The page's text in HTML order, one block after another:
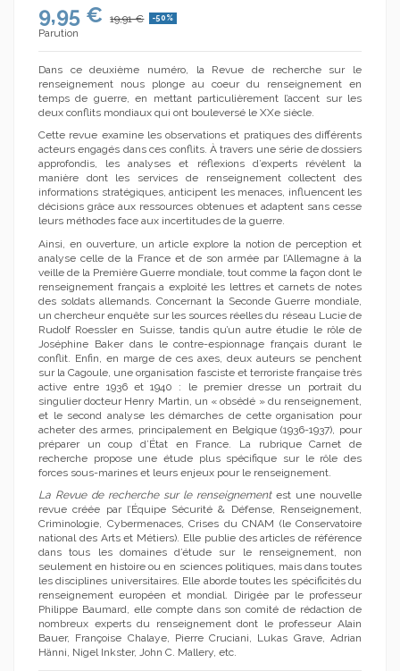
9,95 € 19,91 € -50%
Parution
Dans ce deuxième numéro, la Revue de recherche sur le
renseignement nous plonge au coeur du renseignement en
temps de guerre, en mettant particulièrement l’accent sur les
deux conflits mondiaux qui ont bouleversé le XXe siècle.
Cette revue examine les observations et pratiques des différents
acteurs engagés dans ces conflits. À travers une série de dossiers
approfondis, les analyses et réflexions d’experts révèlent la
manière dont les services de renseignement collectent des
informations stratégiques, anticipent les menaces, influencent les
décisions grâce aux ressources obtenues et adaptent sans cesse
leurs méthodes face aux incertitudes de la guerre.
Ainsi, en ouverture, un article explore la notion de perception et
analyse celle de la France et de son armée par l’Allemagne à la
veille de la Première Guerre mondiale, tout comme la façon dont le
renseignement français a exploité les lettres et carnets de notes
des soldats allemands. Concernant la Seconde Guerre mondiale,
un chercheur enquête sur les sources réelles du réseau Lucie de
Rudolf Roessler en Suisse, tandis qu’un autre étudie le rôle de
Joséphine Baker dans le contre-espionnage français durant le
conflit. Enfin, en marge de ces axes, deux auteurs se penchent
sur la Cagoule, une organisation fasciste et terroriste française très
active entre 1936 et 1940 : le premier dresse un portrait du
singulier docteur Henry Martin, un « obsédé » du renseignement,
et le second analyse les démarches de cette organisation pour
acheter des armes, principalement en Belgique (1936-1937), pour
préparer un coup d’État en France. La rubrique Carnet de
recherche propose une étude plus spécifique sur le rôle des
forces sous-marines et leurs enjeux pour le renseignement.
La Revue de recherche sur le renseignementest une nouvelle
revue créée par l’Équipe Sécurité & Défense, Renseignement,
Criminologie, Cybermenaces, Crises du CNAM (le Conservatoire
national des Arts et Métiers). Elle publie des articles de référence
dans tous les domaines d’étude sur le renseignement, non
seulement en histoire ou en sciences politiques, mais dans toutes
les disciplines universitaires. Elle aborde toutes les spécificités du
renseignement européen et mondial. Dirigée par le professeur
Philippe Baumard, elle compte dans son comité de rédaction de
nombreux experts du renseignement dont le professeur Alain
Bauer, Françoise Chalaye, Pierre Cruciani, Lukas Grave, Adrian
Hänni, Nigel Inkster, John C. Mallery, etc.